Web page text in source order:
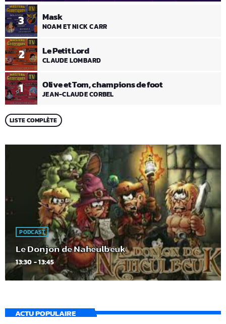
1 Olive et Tom, champions de foot
JEAN-CLAUDE CORBEL
2 Le Petit Lord
CLAUDE LOMBARD
3 Mask
NOAM ET NICK CARR
LISTE COMPLÈTE
PODCAST
Le Donjon de Naheulbeuk
13:30 - 13:45
ACTU POPULAIRE